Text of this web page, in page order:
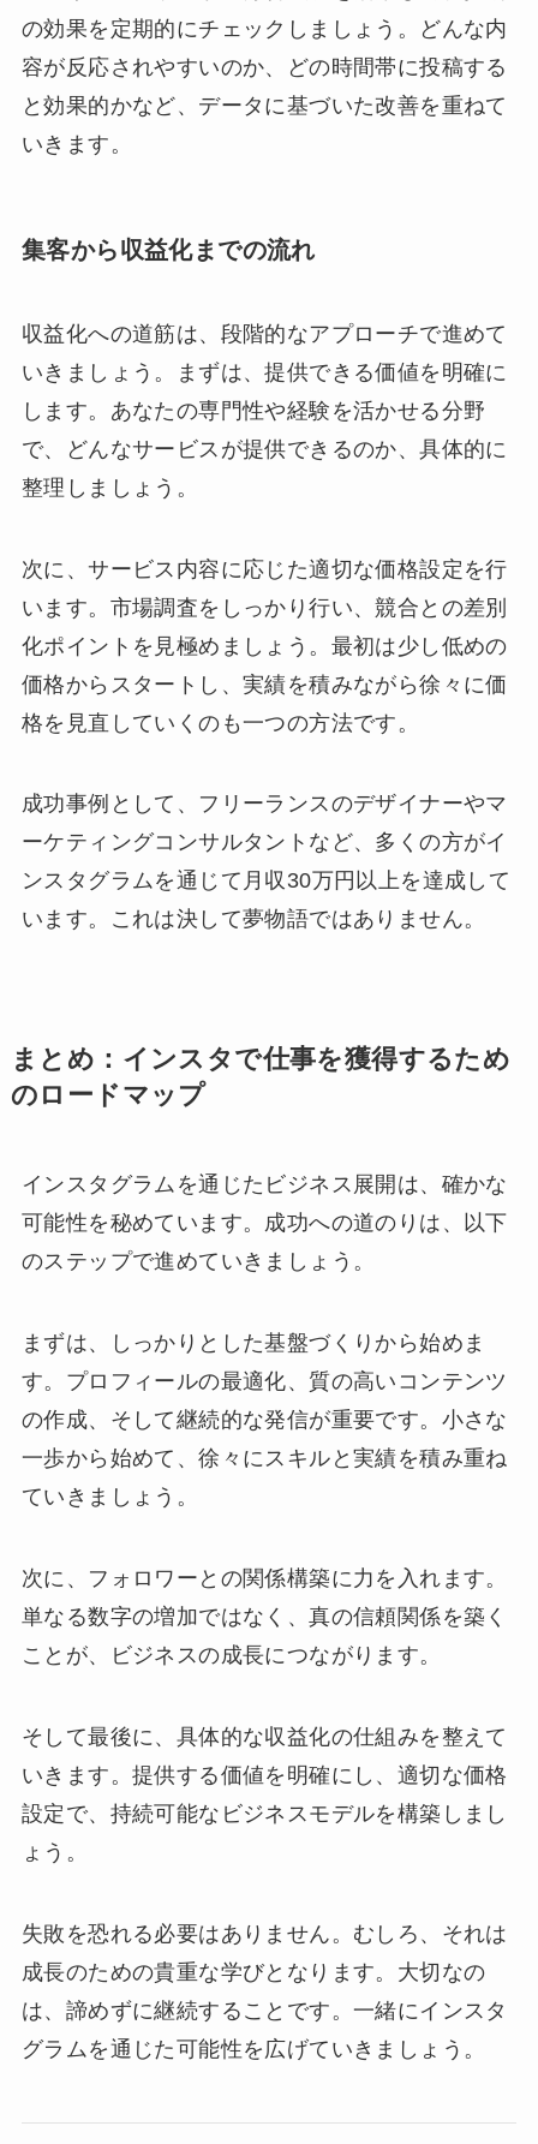
の効果を定期的にチェックしましょう。どんな内
容が反応されやすいのか、どの時間帯に投稿する
と効果的かなど、データに基づいた改善を重ねて
いきます。
集客から収益化までの流れ
収益化への道筋は、段階的なアプローチで進めて
いきましょう。まずは、提供できる価値を明確に
します。あなたの専門性や経験を活かせる分野
で、どんなサービスが提供できるのか、具体的に
整理しましょう。
次に、サービス内容に応じた適切な価格設定を行
います。市場調査をしっかり行い、競合との差別
化ポイントを見極めましょう。最初は少し低めの
価格からスタートし、実績を積みながら徐々に価
格を見直していくのも一つの方法です。
成功事例として、フリーランスのデザイナーやマ
ーケティングコンサルタントなど、多くの方がイ
ンスタグラムを通じて月収30万円以上を達成して
います。これは決して夢物語ではありません。
まとめ：インスタで仕事を獲得するため
のロードマップ
インスタグラムを通じたビジネス展開は、確かな
可能性を秘めています。成功への道のりは、以下
のステップで進めていきましょう。
まずは、しっかりとした基盤づくりから始めま
す。プロフィールの最適化、質の高いコンテンツ
の作成、そして継続的な発信が重要です。小さな
一歩から始めて、徐々にスキルと実績を積み重ね
ていきましょう。
次に、フォロワーとの関係構築に力を入れます。
単なる数字の増加ではなく、真の信頼関係を築く
ことが、ビジネスの成長につながります。
そして最後に、具体的な収益化の仕組みを整えて
いきます。提供する価値を明確にし、適切な価格
設定で、持続可能なビジネスモデルを構築しまし
ょう。
失敗を恐れる必要はありません。むしろ、それは
成長のための貴重な学びとなります。大切なの
は、諦めずに継続することです。一緒にインスタ
グラムを通じた可能性を広げていきましょう。